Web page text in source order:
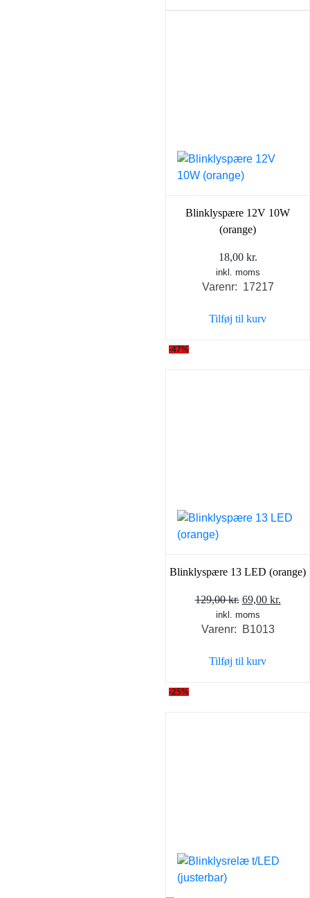
Blinklyspære 12V 10W
(orange)
18,00 kr.
inkl. moms
Varenr: 17217
Tilføj til kurv
-47%
Blinklyspære 13 LED (orange)
129,00kr. Den
oprindelige
pris
129,00 kr..
69,00 kr.
inkl. moms
Varenr: B1013
Tilføj til kurv
-25%